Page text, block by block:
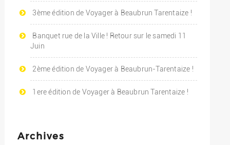
3ème édition de Voyager à Beaubrun Tarentaize !
Banquet rue de la Ville ! Retour sur le samedi 11
Juin
2ème édition de Voyager à Beaubrun-Tarentaize !
1ere édition de Voyager à Beaubrun Tarentaize !
Archives